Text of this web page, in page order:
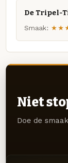
De Tripel-
Smaak:
Niet
Doe de